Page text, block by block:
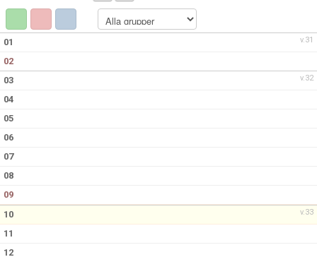
ARKIV
v.31
01
02
v.32
03
04
05
06
07
08
09
v.33
10
11
12